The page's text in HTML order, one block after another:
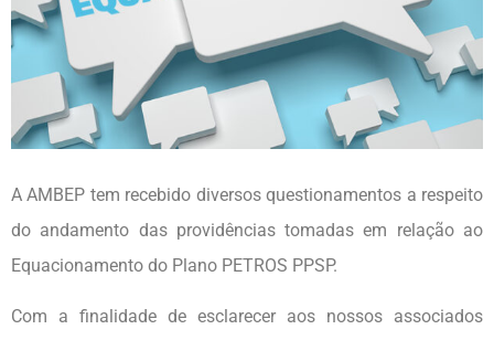
A AMBEP tem recebido diversos questionamentos a respeito
do andamento das providências tomadas em relação ao
Equacionamento do Plano PETROS PPSP.
Com a finalidade de esclarecer aos nossos associados